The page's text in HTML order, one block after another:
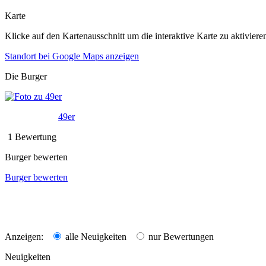
Karte
Klicke auf den Kartenausschnitt um die interaktive Karte zu
Standort bei Google Maps anzeigen
Die Burger
49er
1 Bewertung
Burger bewerten
Burger bewerten
Anzeigen: alle Neuigkeiten
nur Bewertungen
Neuigkeiten